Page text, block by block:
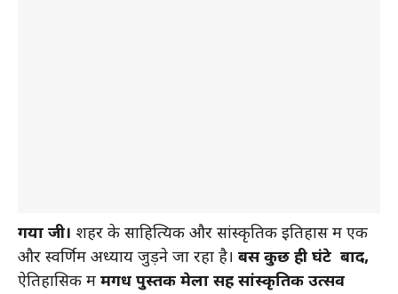
गया जी। शहर के साहित्यिक और सांस्कृतिक इतिहास में एक
और स्वर्णिम अध्याय जुड़ने जा रहा है। बस कुछ ही घंटे बाद,
ऐतिहासिक में मगध पुस्तक मेला सह सांस्कृतिक उत्सव